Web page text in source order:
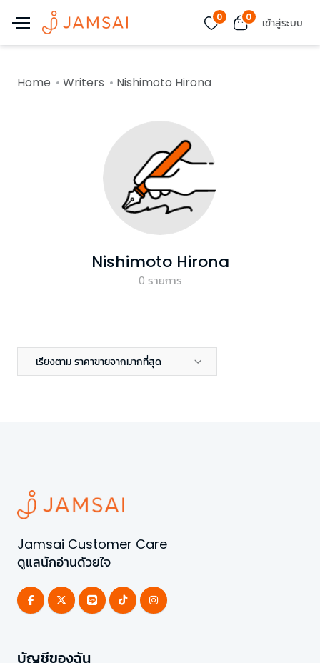
0 0 เข้าสู่ระบบ
Home Writers Nishimoto Hirona
Nishimoto Hirona
0 รายการ
เรียงตาม ราคาขายจากมากที่สุด
Jamsai Customer Care
ดูแลนักอ่านด้วยใจ
บัญชีของฉัน